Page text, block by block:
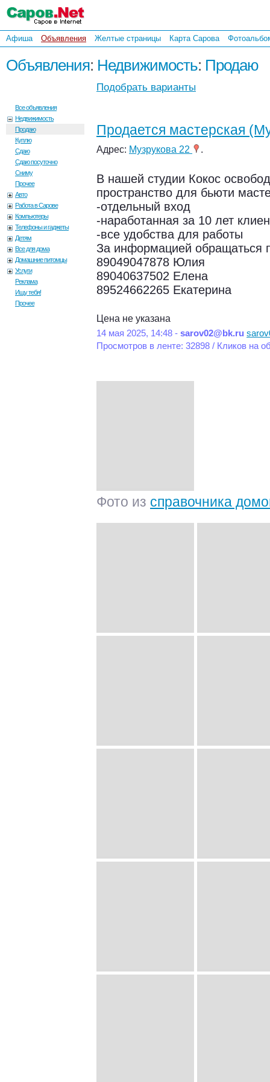
Афиша Объявления Желтые страницы Карта Сарова
Объявления: Недвижимость: Продаю
Все объявления
Недвижимость
Продаю
Куплю
Сдаю
Сдаю посуточно
Сниму
Прочее
Авто
Работа в Сарове
Компьютеры
Телефоны и гаджеты
Детям
Все для дома
Домашние питомцы
Услуги
Реклама
Ищу тебя!
Прочее
Подобрать варианты
Продается мастерская
Адрес: Музрукова 22 .
В нашей студии Кокос
пространство для бьюти
-отдельный вход
-наработанная за 10 лет
-все удобства для работы
За информацией обращаться
89049047878 Юлия
89040637502 Елена
89524662265 Екатерина
Цена не указана
14 мая 2025, 14:48 - sarov02@bk.ru
Просмотров в ленте: 32898 / Кликов на
Фото из справочника